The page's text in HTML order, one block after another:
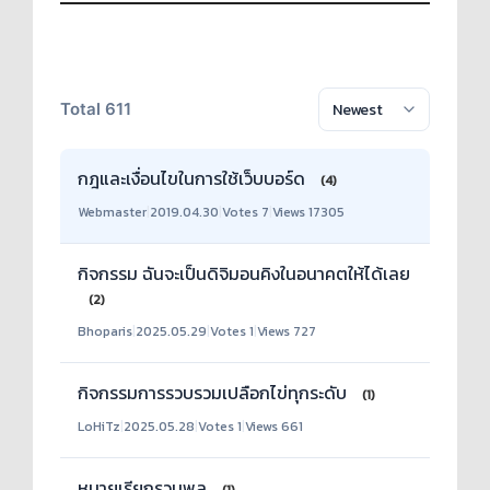
Total 611
กฎและเงื่อนไขในการใช้เว็บบอร์ด
(4)
Webmaster 2019.04.30 Votes 7 Views 17305
กิจกรรม ฉันจะเป็นดิจิมอนคิงในอนาคตให้ได้เลย
(2)
Bhoparis|2025.05.29|Votes 1|Views 727
กิจกรรมการรวบรวมเปลือกไข่ทุกระดับ
(1)
LoHiTz|2025.05.28|Votes 1|Views 661